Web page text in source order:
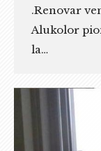
.Renovar
Alukolor
la…